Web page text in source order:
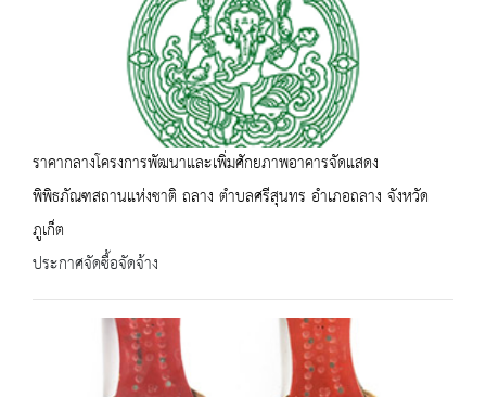
ราคากลางโครงการพัฒนาและเพิ่มศักยภาพอาคารจัดแสดง
พิพิธภัณฑสถานแห่งชาติ ถลาง ตำบลศรีสุนทร อำเภอถลาง จังหวัด
ภูเก็ต
ประกาศจัดซื้อจัดจ้าง